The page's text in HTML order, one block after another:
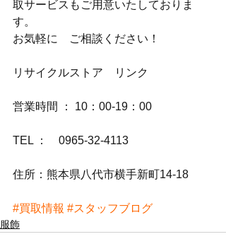
取サービスもご用意いたしておりま
す。
お気軽に　ご相談ください！
リサイクルストア　リンク
営業時間 ： 10：00-19：00
TEL ：　0965-32-4113
住所：熊本県八代市横手新町14-18
#買取情報 #スタッフブログ
服飾